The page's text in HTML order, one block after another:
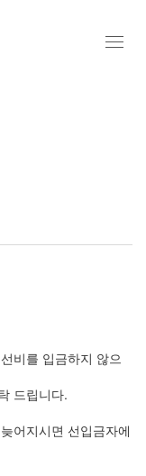
비를 입금하지 않으
드립니다.
어지시면 선입금자에